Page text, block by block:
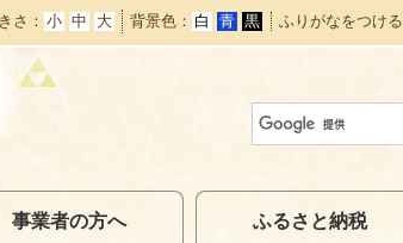
さ 小 中 大 背景色 白 青 黒 ふりがなをつける
事業者の方へ ふるさと納税